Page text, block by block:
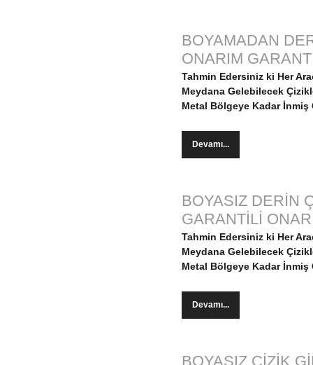
BOYAMADAN
ONARIM
Tahmin Edersiniz ki Her
Meydana Gelebilecek
Metal Bölgeye Kadar İnmiş
Devamı...
BOYASIZ DERİN
GARANTİLİ
Tahmin Edersiniz ki Her
Meydana Gelebilecek
Metal Bölgeye Kadar İnmiş
Devamı...
BOYASIZ ÇİZİK